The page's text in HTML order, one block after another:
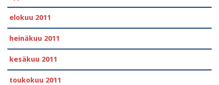
elokuu 2011
heinäkuu 2011
kesäkuu 2011
toukokuu 2011